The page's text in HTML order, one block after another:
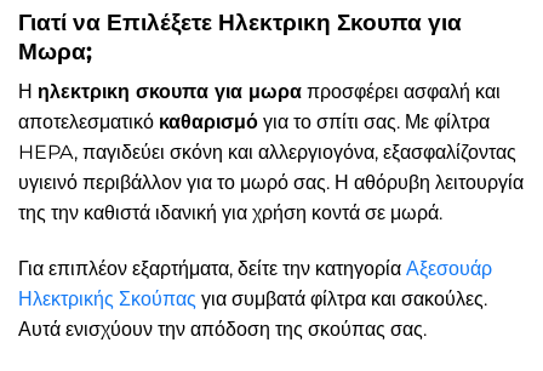
Γιατί να Επιλέξετε Ηλεκτρικη Σκουπα για
Μωρα;
Η ηλεκτρικη σκουπα για μωρα προσφέρει ασφαλή και
αποτελεσματικό καθαρισμό για το σπίτι σας. Με φίλτρα
HEPA, παγιδεύει σκόνη και αλλεργιογόνα, εξασφαλίζοντας
υγιεινό περιβάλλον για το μωρό σας. Η αθόρυβη λειτουργία
της την καθιστά ιδανική για χρήση κοντά σε μωρά.
Για επιπλέον εξαρτήματα, δείτε την κατηγορία Αξεσουάρ
Ηλεκτρικής Σκούπας για συμβατά φίλτρα και σακούλες.
Αυτά ενισχύουν την απόδοση της σκούπας σας.